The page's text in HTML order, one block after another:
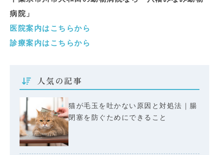
病院」
医院案内はこちらから
診療案内はこちらから
人気の記事
猫が毛玉を吐かない原因と対処法｜腸
閉塞を防ぐためにできること